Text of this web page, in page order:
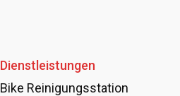
Dienstleistungen
Bike Reinigungsstation